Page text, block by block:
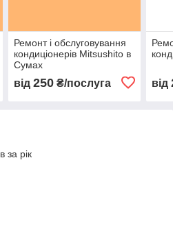
Ремонт і обслуговування
кондиціонерів Mitsushito в
Сумах
від 250₴/послуга від
за рік